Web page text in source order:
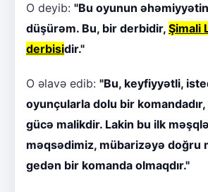
O deyib: "Bu oyunun
düşürəm. Bu, bir derbidir, Şimali
derbisidir."
O əlavə edib: "Bu, keyfiyyətli,
oyunçularla dolu bir komandadır,
gücə malikdir. Lakin bu ilk
məqsədimiz, mübarizəyə doğru
gedən bir komanda olmaqdır."